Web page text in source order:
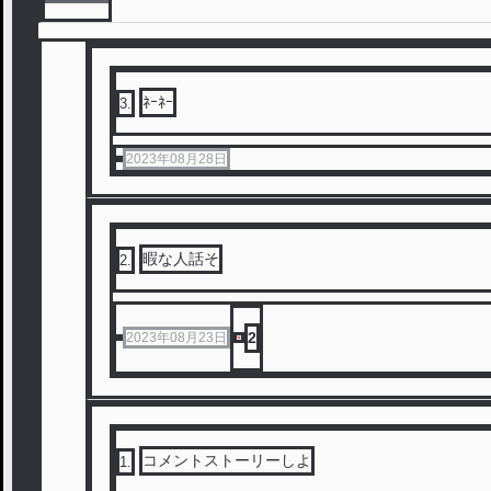
3 ﾈｰﾈｰ
2023年08月28日
2 暇な人話そ
2023年08月23日 2
1 コメントストーリーしよ